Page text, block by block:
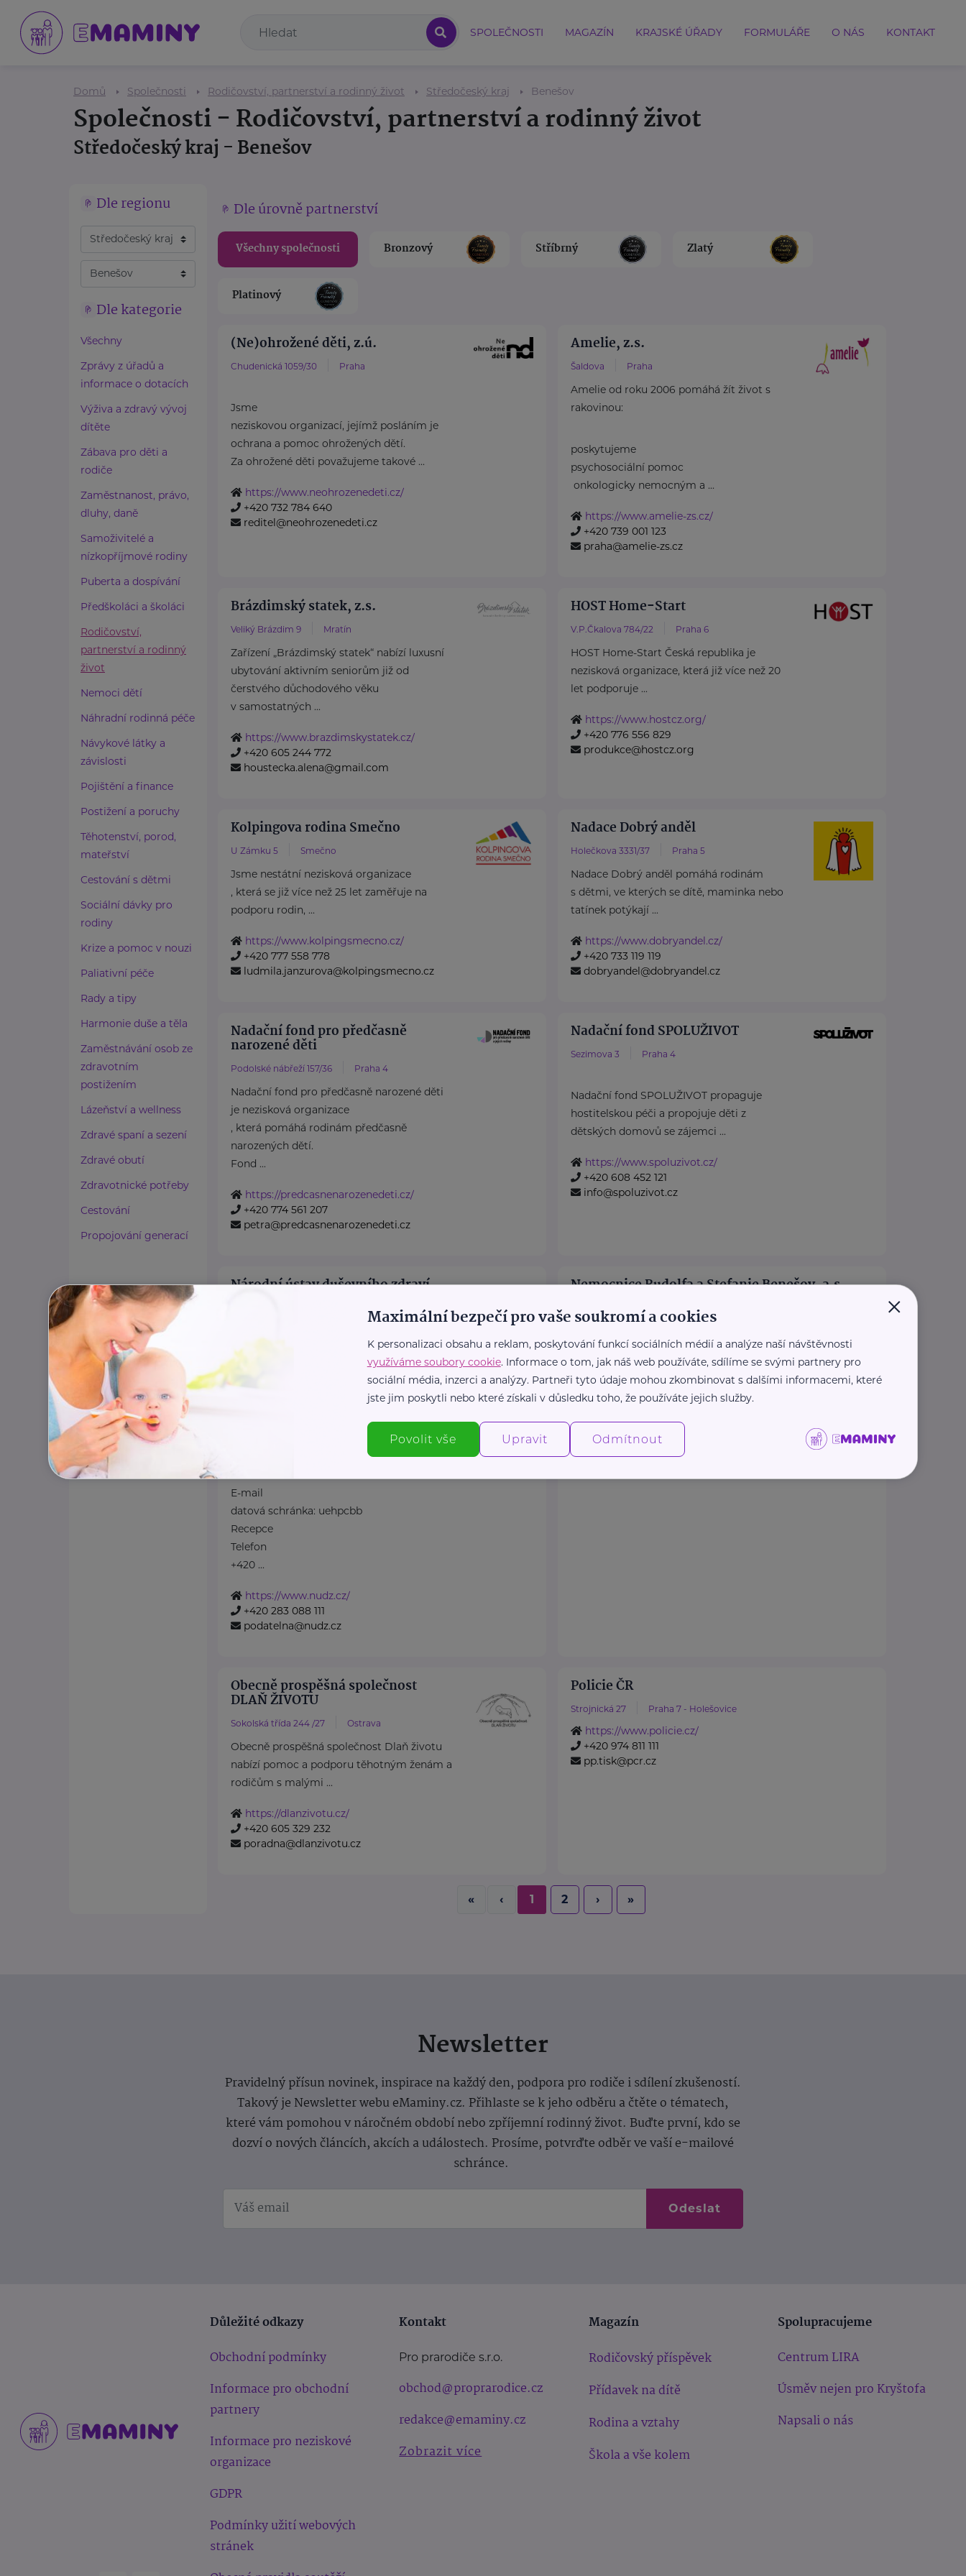
SPOLEČNOSTI MAGAZÍN KRAJSKÉ ÚŘADY FORMULÁŘE O NÁS KONTAKT
Domů Společnosti Rodičovství, partnerství a rodinný život Středočeský kraj Benešov
Společnosti - Rodičovství, partnerství a rodinný život
Středočeský kraj - Benešov
Dle regionu
Dle kategorie
Všechny
Zprávy z úřadů a
informace o dotacích
Výživa a zdravý vývoj
dítěte
Zábava pro děti a
rodiče
Zaměstnanost, právo,
dluhy, daně
Samoživitelé a
nízkopříjmové rodiny
Puberta a dospívání
Předškoláci a školáci
Rodičovství,
partnerství a rodinný
život
Nemoci dětí
Náhradní rodinná péče
Návykové látky a
závislosti
Pojištění a finance
Postižení a poruchy
Těhotenství, porod,
mateřství
Cestování s dětmi
Sociální dávky pro
rodiny
Krize a pomoc v nouzi
Paliativní péče
Rady a tipy
Harmonie duše a těla
Zaměstnávání osob ze
zdravotním
postižením
Lázeňství a wellness
Zdravé spaní a sezení
Zdravé obutí
Zdravotnické potřeby
Cestování
Propojování generací
Dle úrovně partnerství
Všechny společnosti Bronzový Stříbrný Zlatý
Platinový
(Ne)ohrožené děti, z.ú.
Chudenická 1059/30 Praha
Jsme
neziskovou organizací, jejímž posláním je
ochrana a pomoc ohrožených dětí.
Za ohrožené děti považujeme takové ...
https://www.neohrozenedeti.cz/
+420 732 784 640
reditel@neohrozenedeti.cz
Amelie, z.s.
Šaldova Praha
Amelie od roku 2006 pomáhá žít život s
rakovinou:
poskytujeme
psychosociální pomoc
onkologicky nemocným a ...
https://www.amelie-zs.cz/
+420 739 001 123
praha@amelie-zs.cz
Brázdimský statek, z.s.
Veliký Brázdim 9 Mratín
Zařízení „Brázdimský statek“ nabízí luxusní
ubytování aktivním seniorům již od
čerstvého důchodového věku
v samostatných ...
https://www.brazdimskystatek.cz/
+420 605 244 772
houstecka.alena@gmail.com
HOST Home-Start
V.P.Čkalova 784/22 Praha 6
HOST Home-Start Česká republika je
nezisková organizace, která již více než 20
let podporuje ...
https://www.hostcz.org/
+420 776 556 829
produkce@hostcz.org
Kolpingova rodina Smečno
U Zámku 5 Smečno
Jsme nestátní nezisková organizace
, která se již více než 25 let zaměřuje na
podporu rodin, ...
https://www.kolpingsmecno.cz/
+420 777 558 778
ludmila.janzurova@kolpingsmecno.cz
Nadace Dobrý anděl
Holečkova 3331/37 Praha 5
Nadace Dobrý anděl pomáhá rodinám
s dětmi, ve kterých se dítě, maminka nebo
tatínek potýkají ...
https://www.dobryandel.cz/
+420 733 119 119
dobryandel@dobryandel.cz
Nadační fond pro předčasně
narozené děti
Podolské nábřeží 157/36 Praha 4
Nadační fond pro předčasně narozené děti
je nezisková organizace
, která pomáhá rodinám předčasně
narozených dětí.
Fond ...
https://predcasnenarozenedeti.cz/
+420 774 561 207
petra@predcasnenarozenedeti.cz
Nadační fond SPOLUŽIVOT
Sezimova 3 Praha 4
Nadační fond SPOLUŽIVOT propaguje
hostitelskou péči a propojuje děti z
dětských domovů se zájemci ...
https://www.spoluzivot.cz/
+420 608 452 121
info@spoluzivot.cz
Národní ústav duševního zdraví
Klinika (kontakt pro pacienty, objednávání)
+420 283 088 244
E-mail
datová schránka: uehpcbb
Recepce
Telefon
+420 ...
https://www.nudz.cz/
+420 283 088 111
podatelna@nudz.cz
Nemocnice Rudolfa a Stefanie Benešov, a.s.,
Máchova Benešov u Prahy
+420 317 756 476
sekretariat@hospital-bn.cz
Obecně prospěšná společnost
DLAŇ ŽIVOTU
Sokolská třída 244 /27 Ostrava
Obecně prospěšná společnost Dlaň životu
nabízí pomoc a podporu těhotným ženám a
rodičům s malými ...
https://dlanzivotu.cz/
+420 605 329 232
poradna@dlanzivotu.cz
Policie ČR
Strojnická 27 Praha 7 - Holešovice
https://www.policie.cz/
+420 974 811 111
pp.tisk@pcr.cz
« ‹ 1 2 › »
Newsletter
Pravidelný přísun novinek, inspirace na každý den, podpora pro rodiče i sdílení zkušeností.
Takový je Newsletter webu eMaminy.cz. Přihlaste se k jeho odběru a čtěte o tématech,
které vám pomohou v náročném období nebo zpříjemní rodinný život. Buďte první, kdo se
dozví o nových článcích, akcích a událostech. Prosíme, potvrďte odběr ve vaší e-mailové
schránce.
Odeslat
Důležité odkazy
Obchodní podmínky
Informace pro obchodní
partnery
Informace pro neziskové
organizace
GDPR
Podmínky užití webových
stránek
Kontakt
Pro prarodiče s.r.o.
obchod@proprarodice.cz
redakce@emaminy.cz
Zobrazit více
Magazín
Rodičovský příspěvek
Přídavek na dítě
Rodina a vztahy
Škola a vše kolem
Spolupracujeme
Centrum LIRA
Úsměv nejen pro Kryštofa
Napsali o nás
×
Maximální bezpečí pro vaše soukromí a cookies
K personalizaci obsahu a reklam, poskytování funkcí sociálních médií a analýze naší návštěvnosti
využíváme soubory cookie. Informace o tom, jak náš web používáte, sdílíme se svými partnery pro
sociální média, inzerci a analýzy. Partneři tyto údaje mohou zkombinovat s dalšími informacemi, které
jste jim poskytli nebo které získali v důsledku toho, že používáte jejich služby.
Povolit vše Upravit Odmítnout